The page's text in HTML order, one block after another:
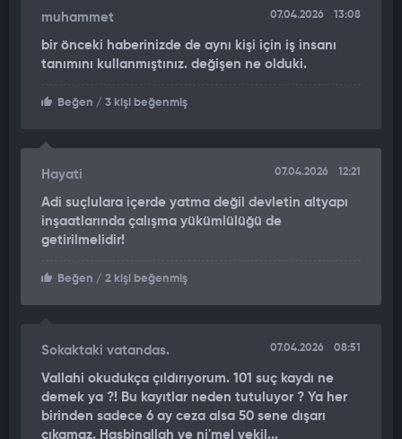
yerinde yapılan incelemede 7 adet 9 milimetre çapında boş
Saldırıda ölen ya da yaralanan olmadı.
ARAÇLAR ALEV ALEV YANDI
anların güvenlik kamera görüntüleri ortaya çıktı. Görüntülerde,
kasklı ve siyah giyimli 2 kişiden birinin oto galeriye benzin
döktüğü ardından da ateşe verildiği anlar görülüyor; araçlar
alev alev yanıyor. Silahlı saldırı görüntülerinde ise villanın
önüne gelen şüpheli bir süre sonra silahla ateş açıyor. Şüpheli
kaydı bulunduğu, daha önce çok sayıda dosyadan işlem
gördüğü ve bir dönem aranması olduğu gerekçesiyle
tutuklandığı, ardından serbest bırakıldığı öğrenildi. Dilek K.’nin
ise poliste 37 suç kaydı bulunduğu, suçlarının birçoğunun
muhammet 07.04.2026 13:08
bir önceki haberinizde de aynı kişi için iş insanı
tanımını kullanmıştınız. değişen ne olduki.
Beğen / 3 kişi beğenmiş
Hayati 07.04.2026 12:21
Adi suçlulara içerde yatma değil devletin altyapı
inşaatlarında çalışma yükümlülüğü de
getirilmelidir!
Beğen / 2 kişi beğenmiş
Sokaktaki vatandas. 07.04.2026 08:51
Vallahi okudukça çıldırıyorum. 101 suç kaydı ne
demek ya ?! Bu kayıtlar neden tutuluyor ? Ya her
birinden sadece 6 ay ceza alsa 50 sene dışarı
çıkamaz. Hasbinallah ve ni'mel vekil...